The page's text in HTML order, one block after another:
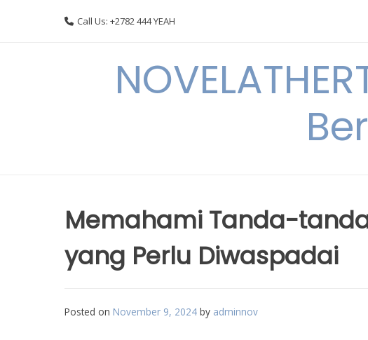
Call Us: +2782 444 YEAH
Memahami Tanda-
yang Perlu Diwaspadai
Posted on November 9, 2024 by adminnov